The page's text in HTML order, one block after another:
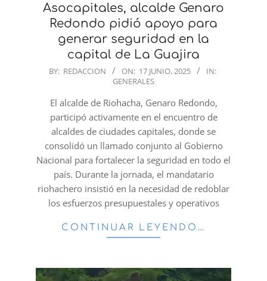
Asocapitales, alcalde Genaro
Redondo pidió apoyo para
generar seguridad en la
capital de La Guajira
2025-
BY: REDACCION ON: 17 JUNIO, 2025
IN:
GENERALES
El alcalde de Riohacha, Genaro Redondo,
participó activamente en el encuentro de
alcaldes de ciudades capitales, donde se
consolidó un llamado conjunto al Gobierno
Nacional para fortalecer la seguridad en todo el
país. Durante la jornada, el mandatario
riohachero insistió en la necesidad de redoblar
los esfuerzos presupuestales y operativos
CONTINUAR LEYENDO…